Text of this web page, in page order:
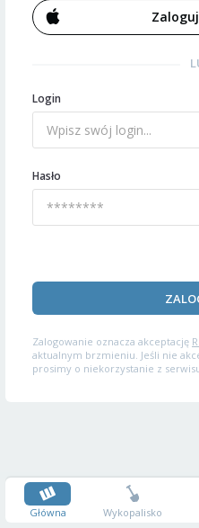
Login
Hasło
Zalogowanie oznacza akceptację
aktualnym brzmieniu. Jeśli nie
prosimy o niekorzystanie z
Główna Wykopalisko